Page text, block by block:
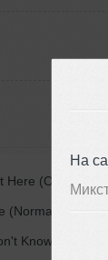
На
(Original Mix)
(Norman Doray
Know Shit